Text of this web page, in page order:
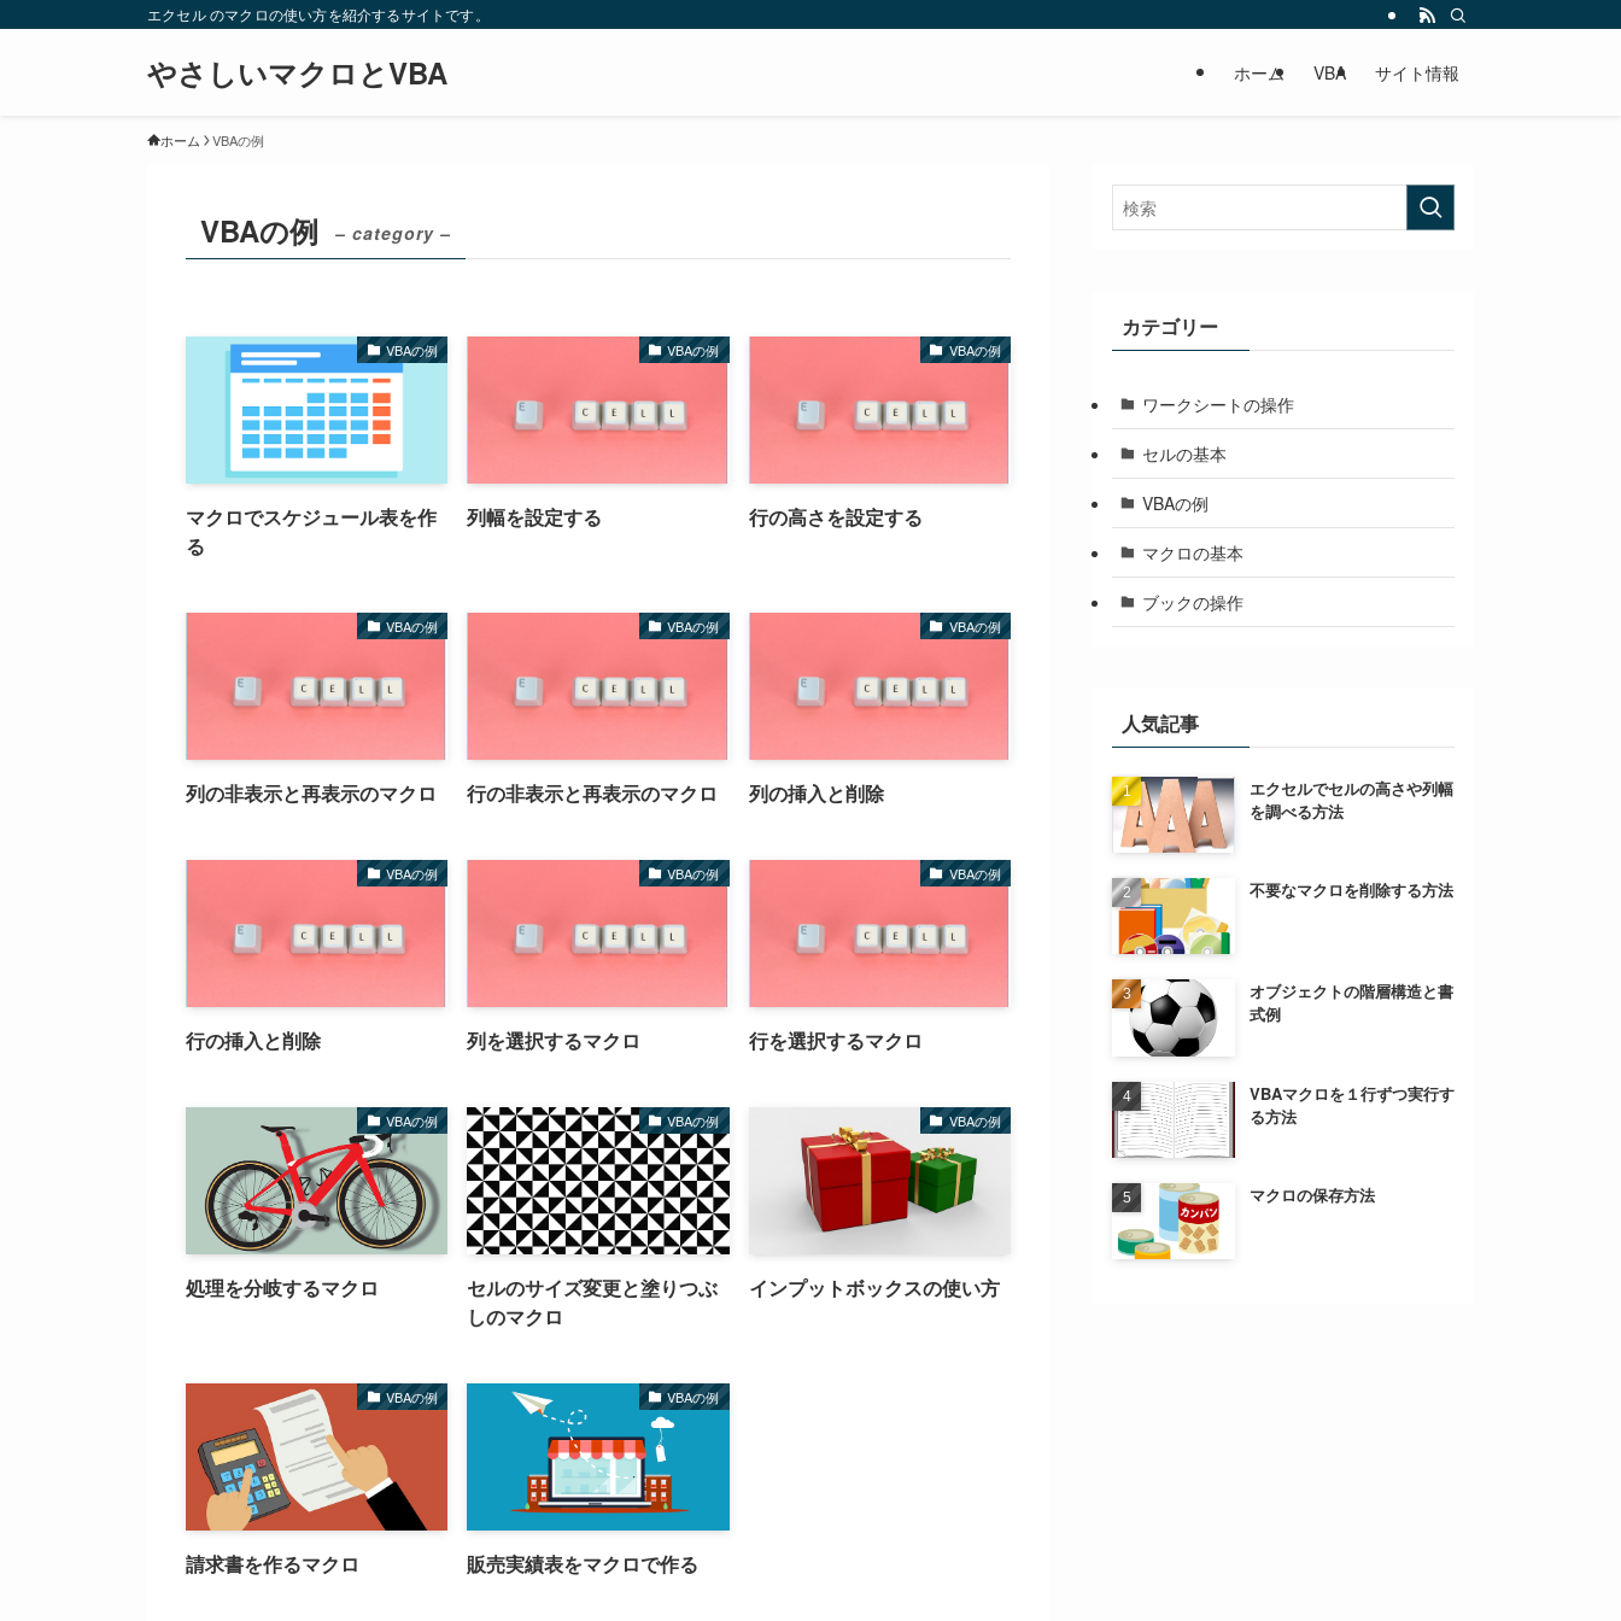
エクセル のマクロの使い方を紹介するサイトです。
やさしいマクロとVBA ホーム VBA サイト情報
ホーム VBAの例
VBAの例 – category –
VBAの例
マクロでスケジュール表を作
る
VBAの例
列幅を設定する
VBAの例
行の高さを設定する
VBAの例
列の非表示と再表示のマクロ
VBAの例
行の非表示と再表示のマクロ
VBAの例
列の挿入と削除
VBAの例
行の挿入と削除
VBAの例
列を選択するマクロ
VBAの例
行を選択するマクロ
VBAの例
処理を分岐するマクロ
VBAの例
セルのサイズ変更と塗りつぶ
しのマクロ
VBAの例
インプットボックスの使い方
VBAの例
請求書を作るマクロ
VBAの例
販売実績表をマクロで作る
カテゴリー
ワークシートの操作
セルの基本
VBAの例
マクロの基本
ブックの操作
人気記事
エクセルでセルの高さや列幅
を調べる方法
不要なマクロを削除する方法
オブジェクトの階層構造と書
式例
VBAマクロを１行ずつ実行す
る方法
マクロの保存方法